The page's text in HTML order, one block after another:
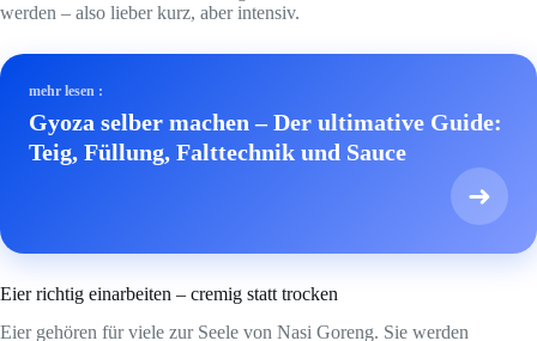
werden – also lieber kurz, aber intensiv.
mehr lesen :
Gyoza selber machen – Der ultimative Guide:
Teig, Füllung, Falttechnik und Sauce
➜
Eier richtig einarbeiten – cremig statt trocken
Eier gehören für viele zur Seele von Nasi Goreng. Sie werden